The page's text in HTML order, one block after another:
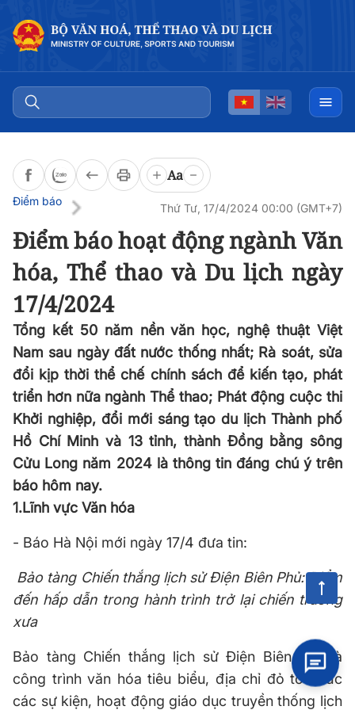
Aa
Điểm báo
Thứ Tư, 17/4/2024 00:00 (GMT+7)
Điểm báo hoạt động ngành Văn
hóa, Thể thao và Du lịch ngày
17/4/2024
Tổng kết 50 năm nền văn học, nghệ thuật Việt
Nam sau ngày đất nước thống nhất; Rà soát, sửa
đổi kịp thời thể chế chính sách để kiến tạo, phát
triển hơn nữa ngành Thể thao; Phát động cuộc thi
Khởi nghiệp, đổi mới sáng tạo du lịch Thành phố
Hồ Chí Minh và 13 tỉnh, thành Đồng bằng sông
Cửu Long năm 2024 là thông tin đáng chú ý trên
báo hôm nay.
1.Lĩnh vực Văn hóa
- Báo Hà Nội mới ngày 17/4 đưa tin:
Bảo tàng Chiến thắng lịch sử Điện Biên Phủ: Điểm
đến hấp dẫn trong hành trình trở lại chiến trường
xưa
Bảo tàng Chiến thắng lịch sử Điện Biên Phủ là
công trình văn hóa tiêu biểu, địa chỉ đỏ tổ chức
các sự kiện, hoạt động giáo dục truyền thống lịch
Đọc bài